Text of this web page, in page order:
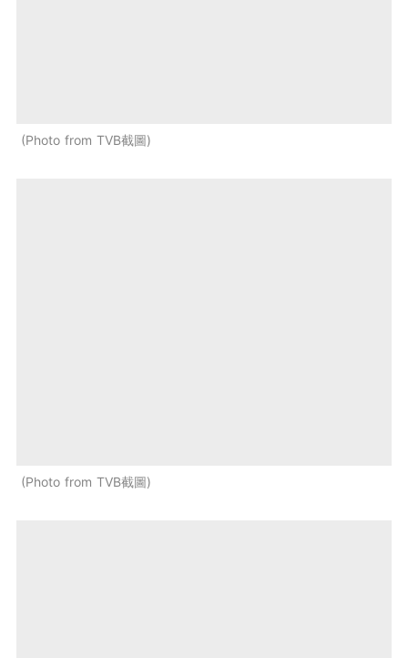
Photo from TVB截圖
Photo from TVB截圖